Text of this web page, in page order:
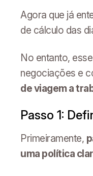
Agora que já
de cálculo das
No entanto,
negociações e
de viagem a
Passo 1:
Primeiramente,
uma política